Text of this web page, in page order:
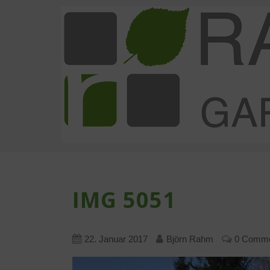
IMG 5051
22. Januar 2017 Björn Rahm 0